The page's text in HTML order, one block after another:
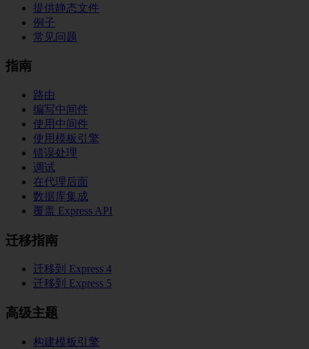
提供静态文件
例子
常见问题
指南
路由
编写中间件
使用中间件
使用模板引擎
错误处理
调试
在代理后面
数据库集成
覆盖 Express API
迁移指南
迁移到 Express 4
迁移到 Express 5
高级主题
构建模板引擎